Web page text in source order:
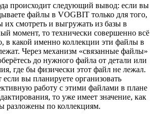
происходит следующий вывод: если вы
файлы в VOGBIT только для того,
их смотреть и выгружать из базы в
момент, то технически совершенно всё
в какой именно коллекции эти файлы в
Через механизм «связанные файлы»
до нужного файла от детали или
где бы физически этот файл не лежал.
если вы планируете организовать
работу с этими файлами в плане
то уже имеет значение, как
разложены по коллекциям.